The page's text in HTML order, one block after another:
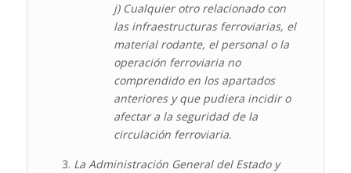
j) Cualquier otro relacionado con
las infraestructuras ferroviarias, el
material rodante, el personal o la
operación ferroviaria no
comprendido en los apartados
anteriores y que pudiera incidir o
afectar a la seguridad de la
circulación ferroviaria.
La Administración General del Estado y